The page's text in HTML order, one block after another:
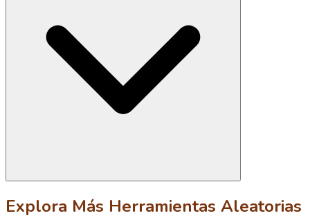
Explora Más Herramientas Aleatorias